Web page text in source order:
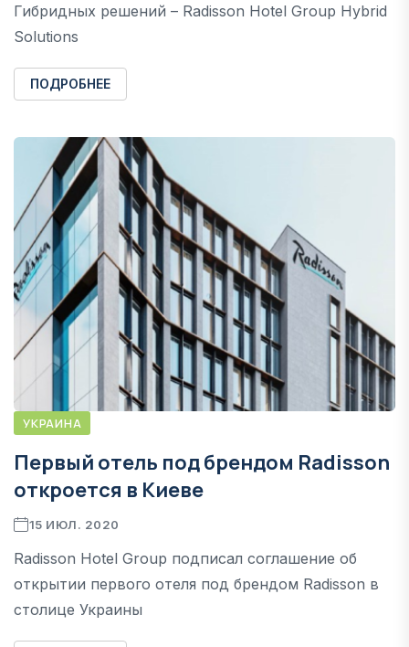
Гибридных решений – Radisson Hotel Group Hybrid
Solutions
ПОДРОБНЕЕ
УКРАИНА
Первый отель под брендом Radisson
откроется в Киеве
15 ИЮЛ. 2020
Radisson Hotel Group подписал соглашение об
открытии первого отеля под брендом Radisson в
столице Украины